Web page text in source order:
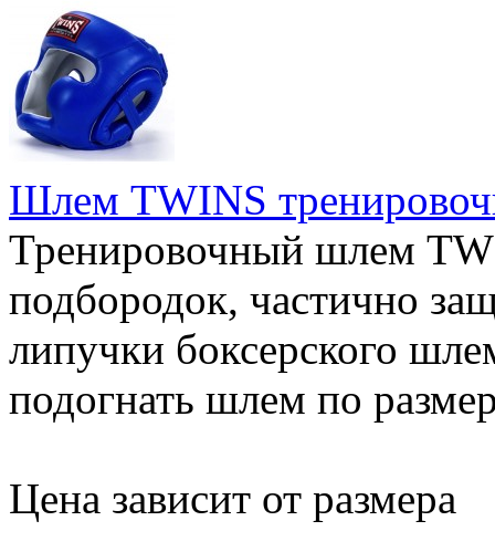
Шлем TWINS
Тренировочный шлем
подбородок, частично
липучки боксерского
подогнать шлем по
Цена зависит от размера